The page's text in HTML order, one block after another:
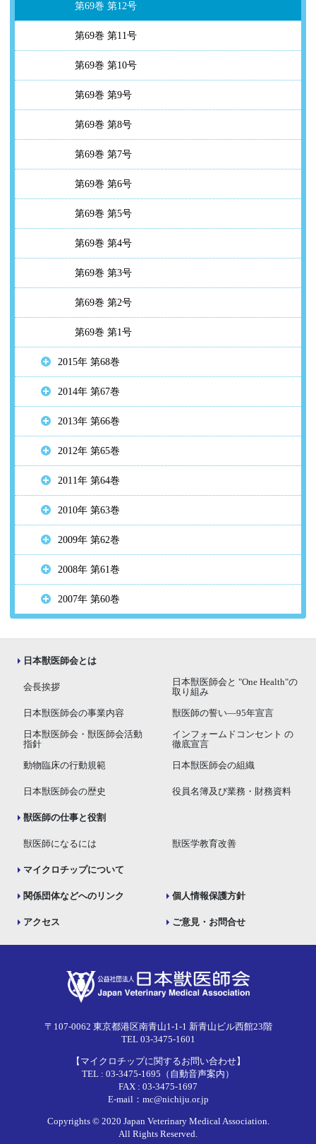
第69巻 第12号
第69巻 第11号
第69巻 第10号
第69巻 第9号
第69巻 第8号
第69巻 第7号
第69巻 第6号
第69巻 第5号
第69巻 第4号
第69巻 第3号
第69巻 第2号
第69巻 第1号
2015年 第68巻
2014年 第67巻
2013年 第66巻
2012年 第65巻
2011年 第64巻
2010年 第63巻
2009年 第62巻
2008年 第61巻
2007年 第60巻
日本獣医師会とは
会長挨拶
日本獣医師会と "One Health"の
取り組み
日本獣医師会の事業内容 獣医師の誓い―95年宣言
日本獣医師会・獣医師会活動
指針
インフォームドコンセント の
徹底宣言
動物臨床の行動規範 日本獣医師会の組織
日本獣医師会の歴史 役員名簿及び業務・財務資料
獣医師の仕事と役割
獣医師になるには 獣医学教育改善
マイクロチップについて
関係団体などへのリンク 個人情報保護方針
アクセス ご意見・お問合せ
〒107-0062 東京都港区南青山1-1-1 新青山ビル西館23階
TEL 03-3475-1601
【マイクロチップに関するお問い合わせ】
TEL : 03-3475-1695（自動音声案内）
FAX : 03-3475-1697
E-mail：mc@nichiju.or.jp
Copyrights © 2020 Japan Veterinary Medical Association.
All Rights Reserved.